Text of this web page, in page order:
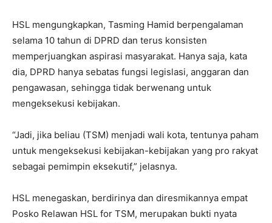
HSL mengungkapkan, Tasming Hamid berpengalaman
selama 10 tahun di DPRD dan terus konsisten
memperjuangkan aspirasi masyarakat. Hanya saja, kata
dia, DPRD hanya sebatas fungsi legislasi, anggaran dan
pengawasan, sehingga tidak berwenang untuk
mengeksekusi kebijakan.
“Jadi, jika beliau (TSM) menjadi wali kota, tentunya paham
untuk mengeksekusi kebijakan-kebijakan yang pro rakyat
sebagai pemimpin eksekutif,” jelasnya.
HSL menegaskan, berdirinya dan diresmikannya empat
Posko Relawan HSL for TSM, merupakan bukti nyata